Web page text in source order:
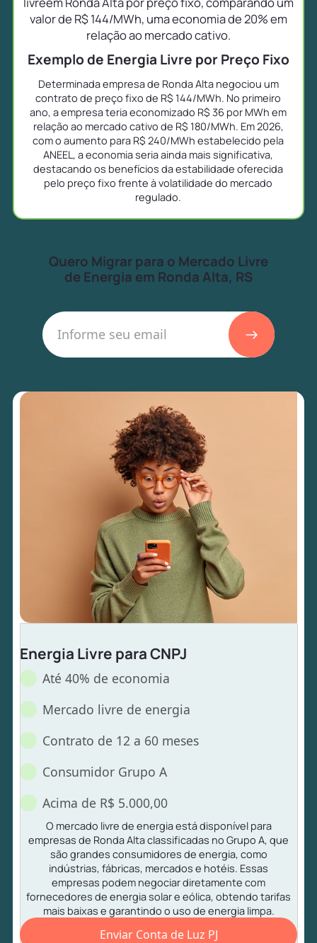
valor de R$ 144/MWh, uma economia de 20% em
relação ao mercado cativo.
Exemplo de Energia Livre por Preço Fixo
Determinada empresa de Ronda Alta negociou um
contrato de preço fixo de R$ 144/MWh. No primeiro
ano, a empresa teria economizado R$ 36 por MWh em
relação ao mercado cativo de R$ 180/MWh. Em 2026,
com o aumento para R$ 240/MWh estabelecido pela
ANEEL, a economia seria ainda mais significativa,
destacando os benefícios da estabilidade oferecida
pelo preço fixo frente à volatilidade do mercado
regulado.
Quero Migrar para o Mercado Livre
de Energia em Ronda Alta, RS
Energia Livre para CNPJ
Até 40% de economia
Mercado livre de energia
Contrato de 12 a 60 meses
Consumidor Grupo A
Acima de R$ 5.000,00
O mercado livre de energia está disponível para
empresas de Ronda Alta classificadas no Grupo A, que
são grandes consumidores de energia, como
indústrias, fábricas, mercados e hotéis. Essas
empresas podem negociar diretamente com
fornecedores de energia solar e eólica, obtendo tarifas
mais baixas e garantindo o uso de energia limpa.
Enviar Conta de Luz PJ